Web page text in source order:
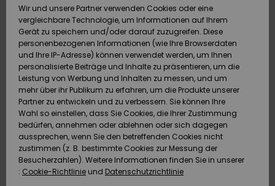
Schuhe&
Flip-Flops
Surf
Snow
Brandneu
Schuhe&
Flip-Flops
Surf
Snow
Brandneu
Highlights
Snow
SURF
Highlights
Community
SNOW
Snow Shop
Damen
Highlights
Community
DOPPELTER
RABATT
Outlet
Frauen
HILFE & KONTAKT
Retouren
Bezahlung
Geschenkkarte
Quiksilver
Freedom
Datenschutz
NACHHALTIGKEIT
Wir und unsere Partner verwenden Cookies oder eine
vergleichbare Technologie, um Informationen auf Ihrem
Gerät zu speichern und/oder darauf zuzugreifen. Diese
personenbezogenen Informationen (wie Ihre Browserdaten
und Ihre IP-Adresse) können verwendet werden, um Ihnen
personalisierte Beiträge und Inhalte zu präsentieren, um die
Leistung von Werbung und Inhalten zu messen, und um
mehr über ihr Publikum zu erfahren, um die Produkte unserer
Partner zu entwickeln und zu verbessern. Sie können Ihre
Wahl so einstellen, dass Sie Cookies, die Ihrer Zustimmung
bedürfen, annehmen oder ablehnen oder sich dagegen
aussprechen, wenn Sie den betreffenden Cookies nicht
zustimmen (z. B. bestimmte Cookies zur Messung der
Besucherzahlen). Weitere Informationen finden Sie in unserer
: Cookie-Richtlinie und Datenschutzrichtlinie